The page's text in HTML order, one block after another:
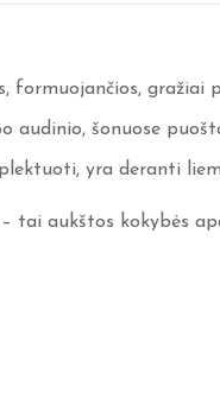
formuojančios, gražiai
audinio, šonuose
yra deranti
– tai aukštos kokybės